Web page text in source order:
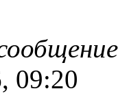
09:20